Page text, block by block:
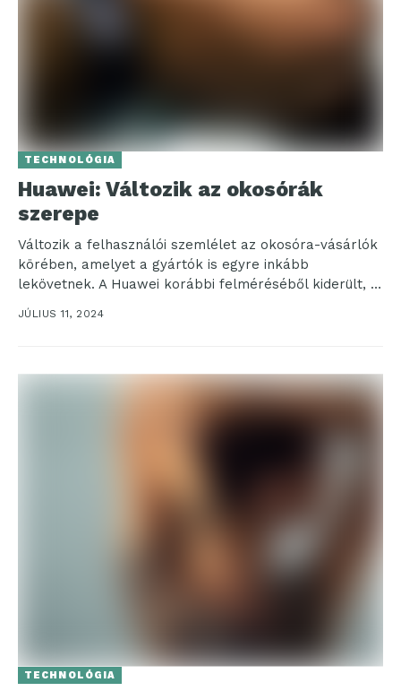
TECHNOLÓGIA
Huawei: Változik az okosórák
szerepe
Változik a felhasználói szemlélet az okosóra-vásárlók
körében, amelyet a gyártók is egyre inkább
lekövetnek. A Huawei korábbi felméréséből kiderült, a
válaszadók nagy része...
JÚLIUS 11, 2024
TECHNOLÓGIA